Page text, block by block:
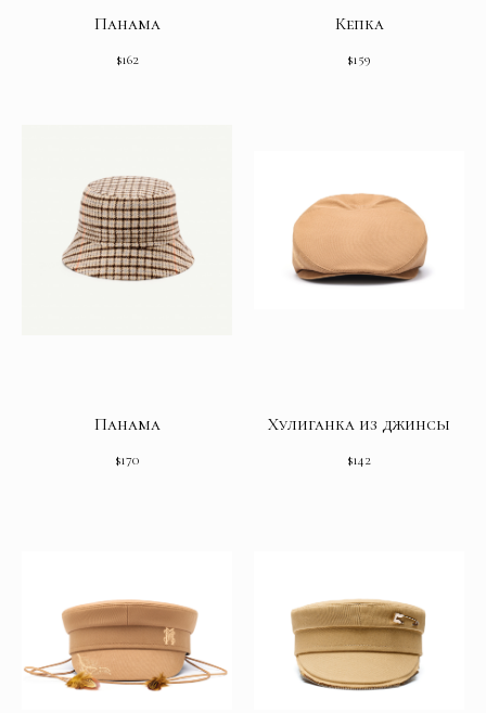
Панама
$162
Кепка
$159
Панама
$170
Хулиганка из джинсы
$142